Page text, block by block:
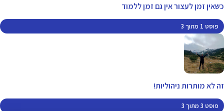
כשאין זמן לעצור אין גם זמן ללמוד
פוסט 1 מתוך 3
זה לא מותרות ניהוליות!
פוסט 3 מתוך 3